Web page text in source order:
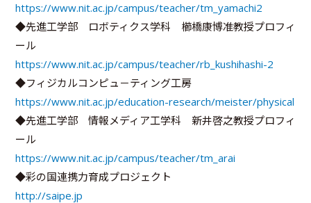
https://www.nit.ac.jp/campus/teacher/tm_yamachi2
◆先進工学部 ロボティクス学科 櫛橋康博准教授プロフィ
ール
https://www.nit.ac.jp/campus/teacher/rb_kushihashi-2
◆フィジカルコンピュ－ティング工房
https://www.nit.ac.jp/education-research/meister/physical
◆先進工学部 情報メディア工学科 新井啓之教授プロフィ
ール
https://www.nit.ac.jp/campus/teacher/tm_arai
◆彩の国連携力育成プロジェクト
http://saipe.jp